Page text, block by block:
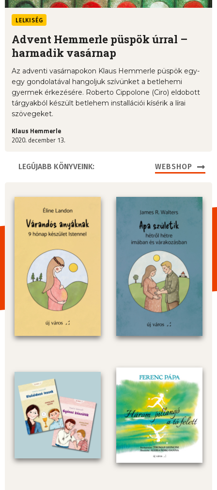
LELKISÉG
Advent Hemmerle püspök úrral –
harmadik vasárnap
Az adventi vasárnapokon Klaus Hemmerle püspök egy-
egy gondolatával hangoljuk szívünket a betlehemi
gyermek érkezésére. Roberto Cippolone (Ciro) eldobott
tárgyakból készült betlehem installációi kísérik a lírai
szövegeket.
Klaus Hemmerle
2020. december 13.
LEGÚJABB KÖNYVEINK: WEBSHOP